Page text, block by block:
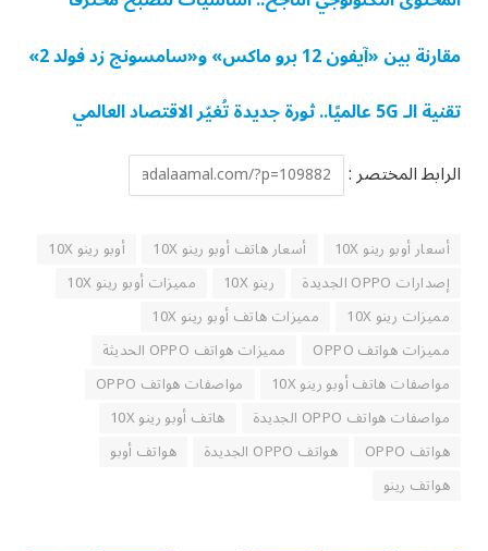
مقارنة بين «آيفون 12 برو ماكس» و«سامسونج زد فولد 2»
تقنية الـ 5G عالميًا.. ثورة جديدة تُغيّر الاقتصاد العالمي
الرابط المختصر :
أسعار أوبو رينو 10X أسعار هاتف أوبو رينو 10X
أوبو رينو 10X
إصدارات OPPO الجديدة
رينو 10X
مميزات أوبو رينو 10X
مميزات رينو 10X
مميزات هاتف أوبو رينو 10X
مميزات هواتف OPPO
مميزات هواتف OPPO الحديثة
مواصفات هاتف أوبو رينو 10X
مواصفات هواتف OPPO
مواصفات هواتف OPPO الجديدة
هاتف أوبو رينو 10X
هواتف OPPO
هواتف OPPO الجديدة
هواتف أوبو
هواتف رينو